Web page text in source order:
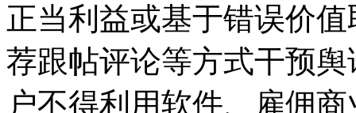
正当利益或基于错误价
荐跟帖评论等方式干预
户不得利用软件、雇佣